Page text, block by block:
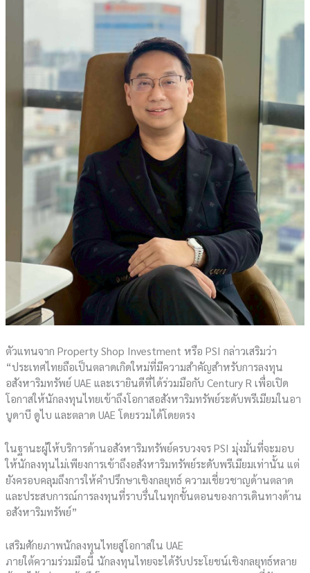
ตัวแทนจาก Property Shop Investment หรือ PSI กล่าวเสริมว่า
“ประเทศไทยถือเป็นตลาดเกิดใหม่ที่มีความสำคัญสำหรับการลงทุน
อสังหาริมทรัพย์ UAE และเรายินดีที่ได้ร่วมมือกับ Century R เพื่อเปิด
โอกาสให้นักลงทุนไทยเข้าถึงโอกาสอสังหาริมทรัพย์ระดับพรีเมียมในอา
บูดาบี ดูไบ และตลาด UAE โดยรวมได้โดยตรง
ในฐานะผู้ให้บริการด้านอสังหาริมทรัพย์ครบวงจร PSI มุ่งมั่นที่จะมอบ
ให้นักลงทุนไม่เพียงการเข้าถึงอสังหาริมทรัพย์ระดับพรีเมียมเท่านั้น แต่
ยังครอบคลุมถึงการให้คำปรึกษาเชิงกลยุทธ์ ความเชี่ยวชาญด้านตลาด
และประสบการณ์การลงทุนที่ราบรื่นในทุกขั้นตอนของการเดินทางด้าน
อสังหาริมทรัพย์”
เสริมศักยภาพนักลงทุนไทยสู่โอกาสใน UAE
ภายใต้ความร่วมมือนี้ นักลงทุนไทยจะได้รับประโยชน์เชิงกลยุทธ์หลาย